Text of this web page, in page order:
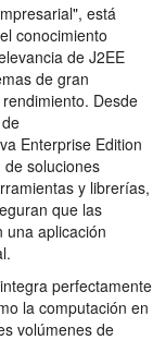
está
conocimiento
de J2EE
de gran
Desde
Enterprise Edition
soluciones
y librerías,
que las
una aplicación
perfectamente
la computación en
volúmenes de